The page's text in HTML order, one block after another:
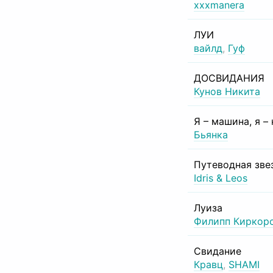
xxxmanera
ЛУИ
вайлд, Гуф
ДОСВИДАНИЯ
Кунов Никита
Я – машина, я –
Бьянка
Путеводная
Idris & Leos
Луиза
Филипп
Свидание
Кравц, SHAMI